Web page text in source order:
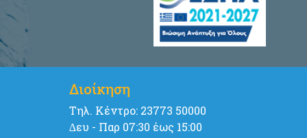
Διοίκηση
Tηλ. Κέντρο: 23773 50000
∆ευ - Παρ 07:30 έως 15:00